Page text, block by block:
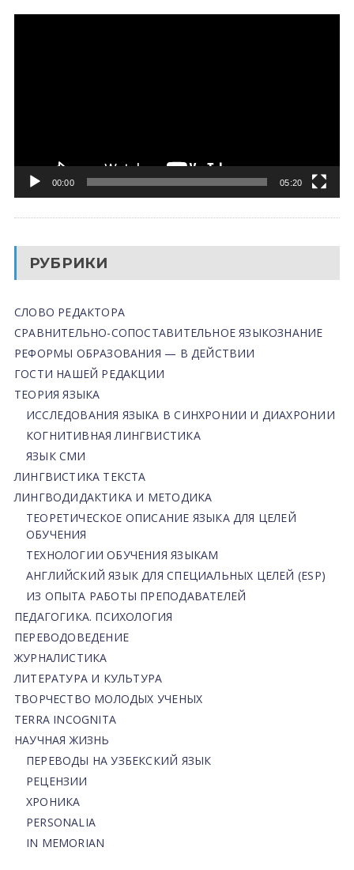
00:00 05:20
РУБРИКИ
СЛОВО РЕДАКТОРА
СРАВНИТЕЛЬНО-СОПОСТАВИТЕЛЬНОЕ ЯЗЫКОЗНАНИЕ
РЕФОРМЫ ОБРАЗОВАНИЯ — В ДЕЙСТВИИ
ГОСТИ НАШЕЙ РЕДАКЦИИ
ТЕОРИЯ ЯЗЫКА
ИССЛЕДОВАНИЯ ЯЗЫКА В СИНХРОНИИ И ДИАХРОНИИ
КОГНИТИВНАЯ ЛИНГВИСТИКА
ЯЗЫК СМИ
ЛИНГВИСТИКА ТЕКСТА
ЛИНГВОДИДАКТИКА И МЕТОДИКА
ТЕОРЕТИЧЕСКОЕ ОПИСАНИЕ ЯЗЫКА ДЛЯ ЦЕЛЕЙ
ОБУЧЕНИЯ
ТЕХНОЛОГИИ ОБУЧЕНИЯ ЯЗЫКАМ
АНГЛИЙСКИЙ ЯЗЫК ДЛЯ СПЕЦИАЛЬНЫХ ЦЕЛЕЙ (ESP)
ИЗ ОПЫТА РАБОТЫ ПРЕПОДАВАТЕЛЕЙ
ПЕДАГОГИКА. ПСИХОЛОГИЯ
ПЕРЕВОДОВЕДЕНИЕ
ЖУРНАЛИСТИКА
ЛИТЕРАТУРА И КУЛЬТУРА
ТВОРЧЕСТВО МОЛОДЫХ УЧЕНЫХ
TERRA INCOGNITA
НАУЧНАЯ ЖИЗНЬ
ПЕРЕВОДЫ НА УЗБЕКСКИЙ ЯЗЫК
РЕЦЕНЗИИ
ХРОНИКА
PERSONALIA
IN MEMORIAN